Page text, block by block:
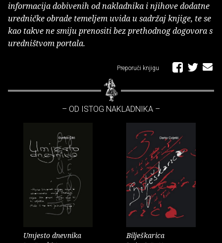
informacija dobivenih od nakladnika i njihove dodatne
uredničke obrade temeljem uvida u sadržaj knjige, te se
kao takve ne smiju prenositi bez prethodnog dogovora s
uredništvom portala.
Preporuči knjigu
– OD ISTOG NAKLADNIKA –
Umjesto dnevnika Bilješkarica